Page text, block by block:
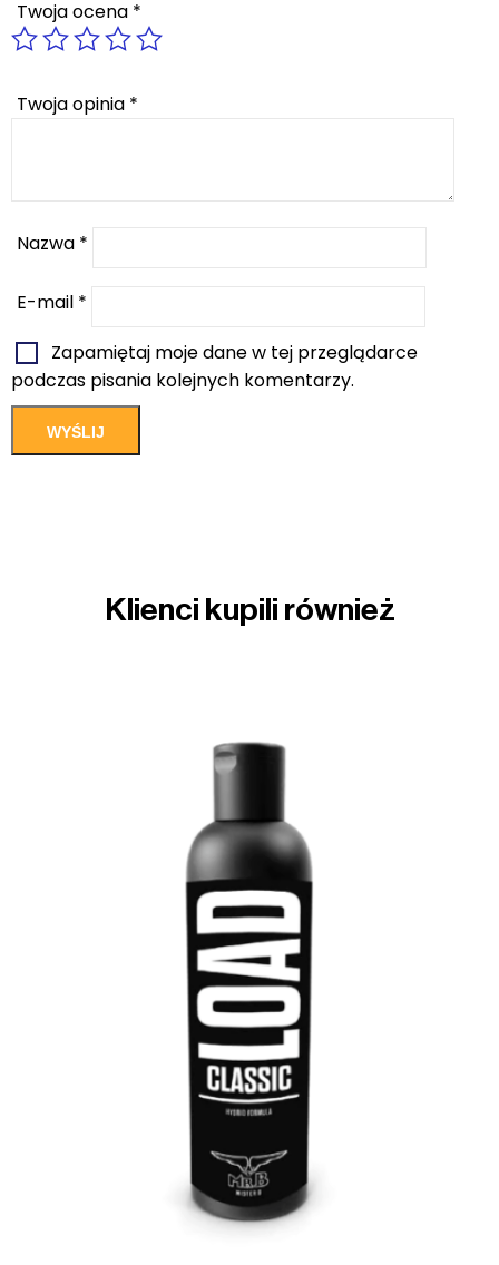
Twoja ocena *
Twoja opinia *
Nazwa *
E-mail *
Zapamiętaj moje dane w tej przeglądarce
podczas pisania kolejnych komentarzy.
Klienci kupili również